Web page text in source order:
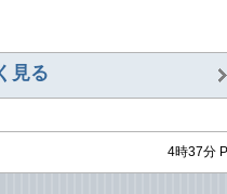
見る
4時37分